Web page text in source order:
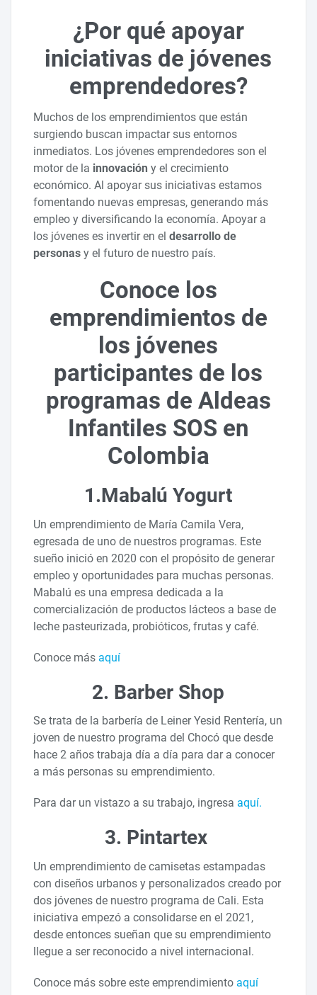
¿Por qué apoyar
iniciativas de jóvenes
emprendedores?
Muchos de los emprendimientos que están
surgiendo buscan impactar sus entornos
inmediatos. Los jóvenes emprendedores son el
motor de la innovación y el crecimiento
económico. Al apoyar sus iniciativas estamos
fomentando nuevas empresas, generando más
empleo y diversificando la economía. Apoyar a
los jóvenes es invertir en eldesarrollo de
personas y el futuro de nuestro país.
Conoce los
emprendimientos de
los jóvenes
participantes de los
programas de Aldeas
Infantiles SOS en
Colombia
1.Mabalú Yogurt
Un emprendimiento de María Camila Vera,
egresada de uno de nuestros programas. Este
sueño inició en 2020 con el propósito de generar
empleo y oportunidades para muchas personas.
Mabalú es una empresa dedicada a la
comercialización de productos lácteos a base de
leche pasteurizada, probióticos, frutas y café.
Conoce más aquí
2. Barber Shop
Se trata de la barbería de Leiner Yesid Rentería, un
joven de nuestro programa del Chocó que desde
hace 2 años trabaja día a día para dar a conocer
a más personas su emprendimiento.
Para dar un vistazo a su trabajo, ingresa aquí.
3. Pintartex
Un emprendimiento de camisetas estampadas
con diseños urbanos y personalizados creado por
dos jóvenes de nuestro programa de Cali. Esta
iniciativa empezó a consolidarse en el 2021,
desde entonces sueñan que su emprendimiento
llegue a ser reconocido a nivel internacional.
Conoce más sobre este emprendimiento aquí